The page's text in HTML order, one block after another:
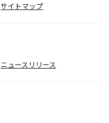
サイトマップ
ニュースリリース